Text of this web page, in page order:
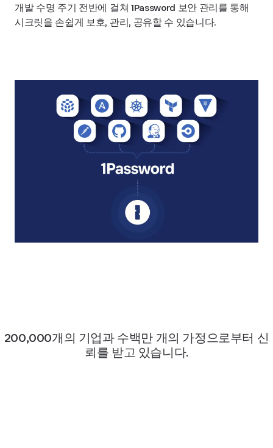
개발 수명 주기 전반에 걸쳐 1Password 보안 관리를 통해
시크릿을 손쉽게 보호, 관리, 공유할 수 있습니다.
200,000개의 기업과 수백만 개의 가정으로부터 신
뢰를 받고 있습니다.